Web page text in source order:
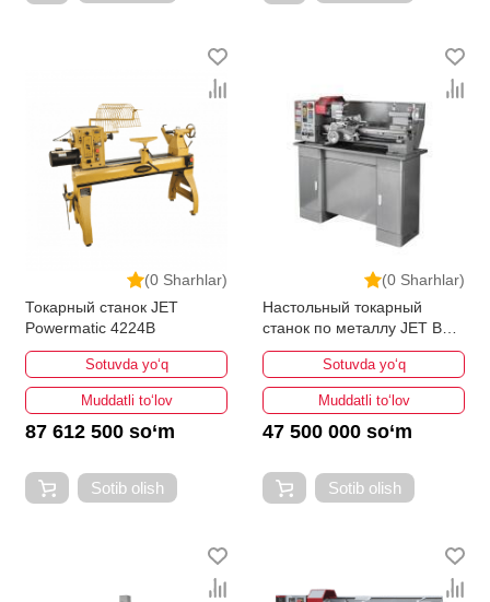
(0 Sharhlar)
Токарный станок JET
Powermatic 4224B
Sotuvda yo‘q
Muddatli to‘lov
87 612 500 so‘m
Sotib olish
(0 Sharhlar)
Настольный токарный
станок по металлу JET BD-
11G
Sotuvda yo‘q
Muddatli to‘lov
47 500 000 so‘m
Sotib olish